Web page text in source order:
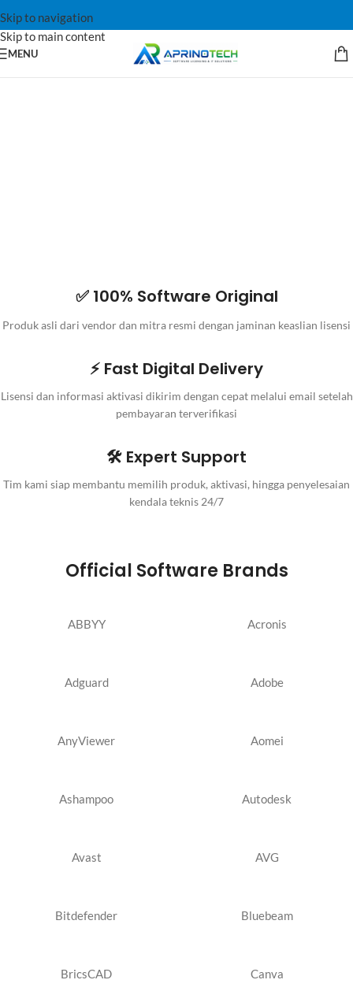
Skip to navigation
Skip to main content
MENU
✅ 100% Software Original
Produk asli dari vendor dan mitra resmi dengan jaminan keaslian lisensi
⚡ Fast Digital Delivery
Lisensi dan informasi aktivasi dikirim dengan cepat melalui email setelah
pembayaran terverifikasi
🛠️ Expert Support
Tim kami siap membantu memilih produk, aktivasi, hingga penyelesaian
kendala teknis 24/7
Official Software Brands
ABBYY Acronis
Adguard Adobe
AnyViewer Aomei
Ashampoo Autodesk
Avast AVG
Bitdefender Bluebeam
BricsCAD Canva